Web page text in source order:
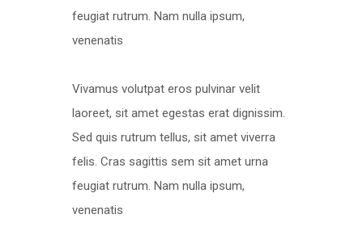
feugiat rutrum. Nam nulla ipsum,
venenatis
Vivamus volutpat eros pulvinar velit
laoreet, sit amet egestas erat dignissim.
Sed quis rutrum tellus, sit amet viverra
felis. Cras sagittis sem sit amet urna
feugiat rutrum. Nam nulla ipsum,
venenatis